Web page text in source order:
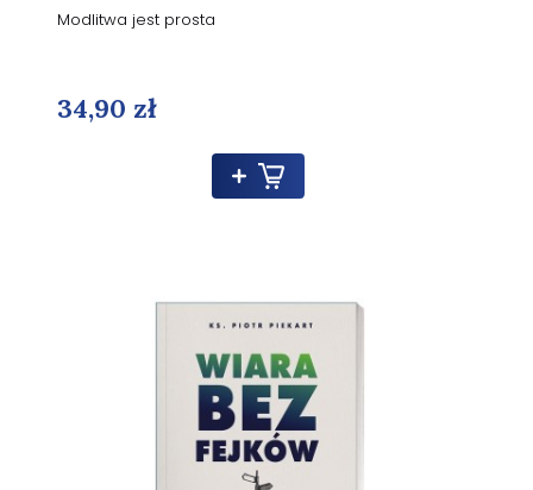
Modlitwa jest prosta
34,90 zł